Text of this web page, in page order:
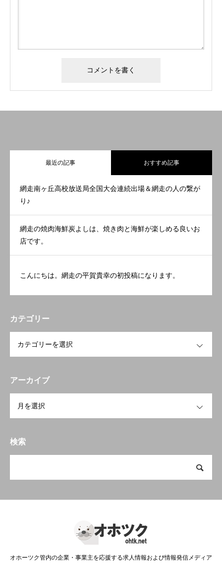
最近の記事 おすすめ記事
網走南ヶ丘高校放送局全国大会連続出場＆網走の人の繋が
り♪
網走の焼肉海鮮炭よしは、焼き肉と海鮮が楽しめる良いお
店です。
こんにちは。網走の平賀貴幸の初投稿になります。
カテゴリー
アーカイブ
検索
オホーツク管内の企業・事業主を応援する求人情報および情報発信メディア